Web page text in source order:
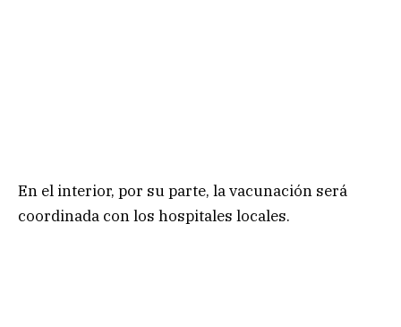
En el interior, por su parte, la vacunación será
coordinada con los hospitales locales.